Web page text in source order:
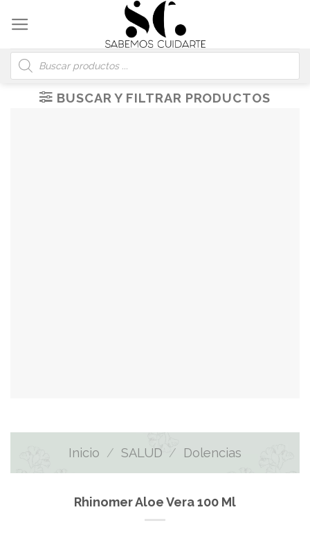
content
Búsqueda
de
productos
BUSCAR Y FILTRAR PRODUCTOS
Inicio / SALUD / Dolencias
Rhinomer Aloe Vera 100 Ml